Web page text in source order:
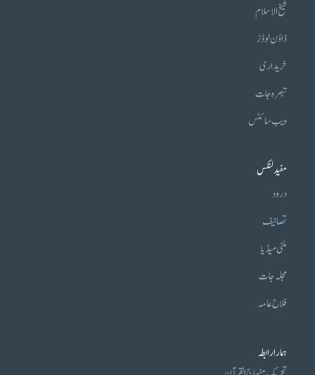
شیخ الاسلام
ڈاؤن لوڈز
خریداری
تبصرہ جات
ویب سائٹس
مفید لنکس
درود
تصانیف
ملٹی میڈیا
مجلہ جات
فلاح عامہ
ہمارا رابطہ